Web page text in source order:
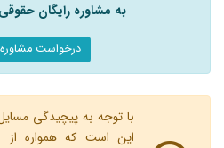
به مشاوره رایگان
درخواست مشاوره
با توجه به پیچیدگی
این است که همواره از